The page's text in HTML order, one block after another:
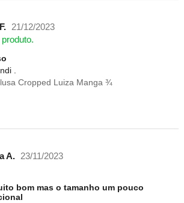
21/12/2023
.
Cropped Luiza Manga ¾
A.
23/11/2023
bom mas o tamanho um pouco